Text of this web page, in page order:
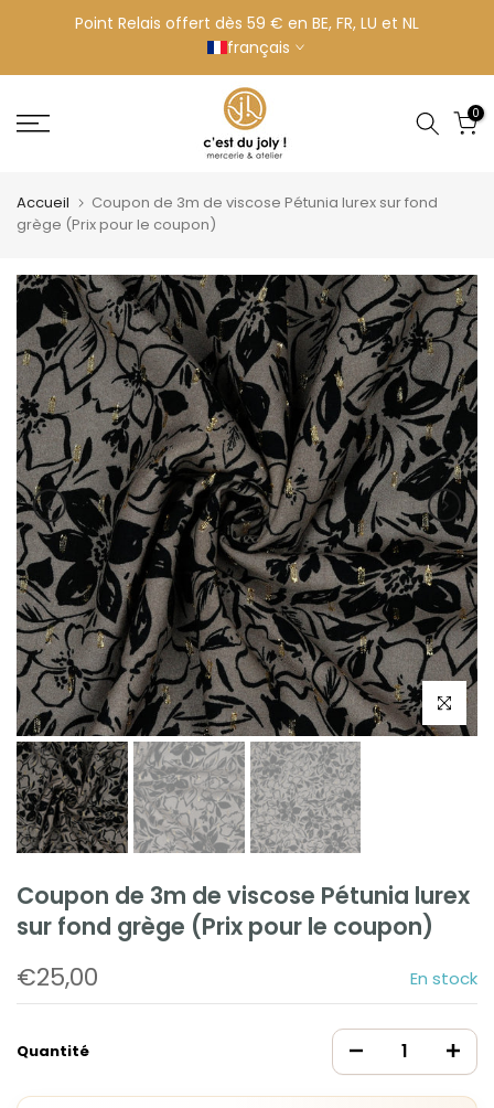
contenu
Point Relais offert dès 59 € en BE, FR, LU et NL
français
0
Accueil
Coupon de 3m de viscose Pétunia lurex sur fond
grège (Prix pour le coupon)
Cliquez
Coupon de 3m de viscose Pétunia lurex
sur fond grège (Prix pour le coupon)
€25,00 En stock
Quantité